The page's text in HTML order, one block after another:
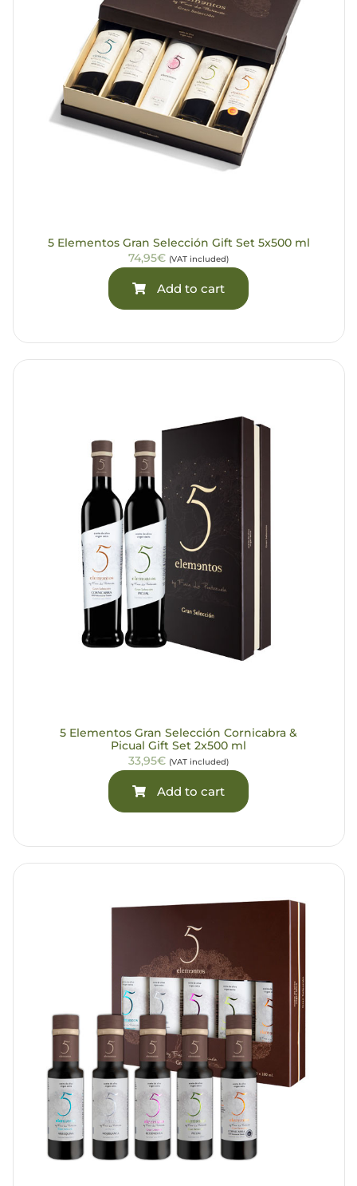
5 Elementos Gran Selección Gift Set 5x500 ml
74,95€ (VAT included)
Add to cart
5 Elementos Gran Selección Cornicabra &
Picual Gift Set 2x500 ml
33,95€ (VAT included)
Add to cart